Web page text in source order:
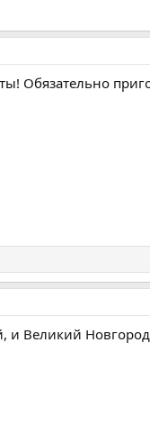
Обязательно
и Великий